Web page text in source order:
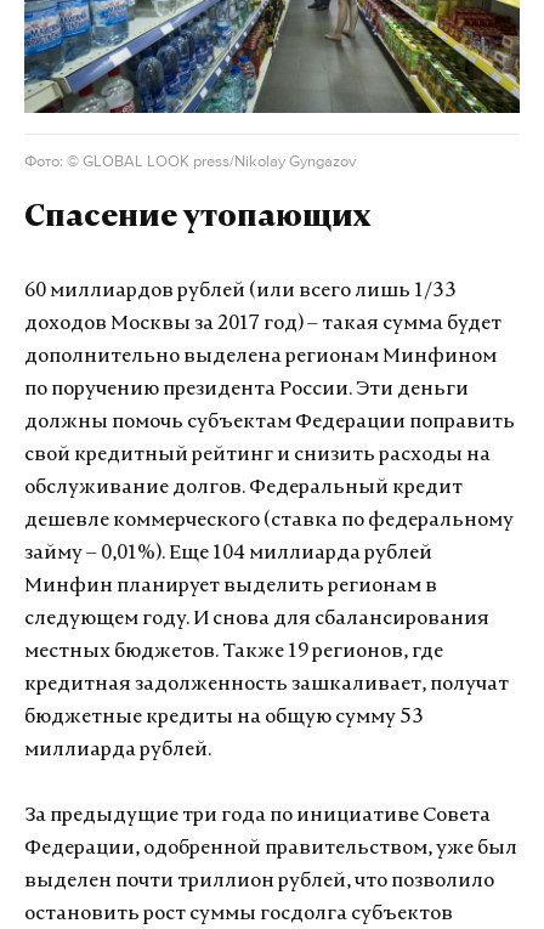
Фото: © GLOBAL LOOK press/Nikolay Gyngazov
Спасение утопающих
60 миллиардов рублей (или всего лишь 1/33
доходов Москвы за 2017 год) – такая сумма будет
дополнительно выделена регионам Минфином
по поручению президента России. Эти деньги
должны помочь субъектам Федерации поправить
свой кредитный рейтинг и снизить расходы на
обслуживание долгов. Федеральный кредит
дешевле коммерческого (ставка по федеральному
займу – 0,01%). Еще 104 миллиарда рублей
Минфин планирует выделить регионам в
следующем году. И снова для сбалансирования
местных бюджетов. Также 19 регионов, где
кредитная задолженность зашкаливает, получат
бюджетные кредиты на общую сумму 53
миллиарда рублей.
За предыдущие три года по инициативе Совета
Федерации, одобренной правительством,уже был
выделен почти триллион рублей, что позволило
остановить рост суммы госдолга субъектов